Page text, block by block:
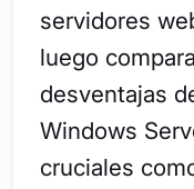
servidores
luego
desventajas
Windows
cruciales